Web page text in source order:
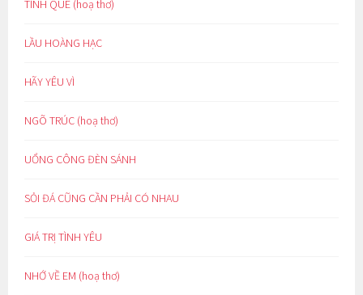
TÌNH QUÊ (hoạ thơ)
LẦU HOÀNG HẠC
HÃY YÊU VÌ
NGÕ TRÚC (hoạ thơ)
UỔNG CÔNG ĐÈN SÁNH
SỎI ĐÁ CŨNG CẦN PHẢI CÓ NHAU
GIÁ TRỊ TÌNH YÊU
NHỚ VỀ EM (hoạ thơ)